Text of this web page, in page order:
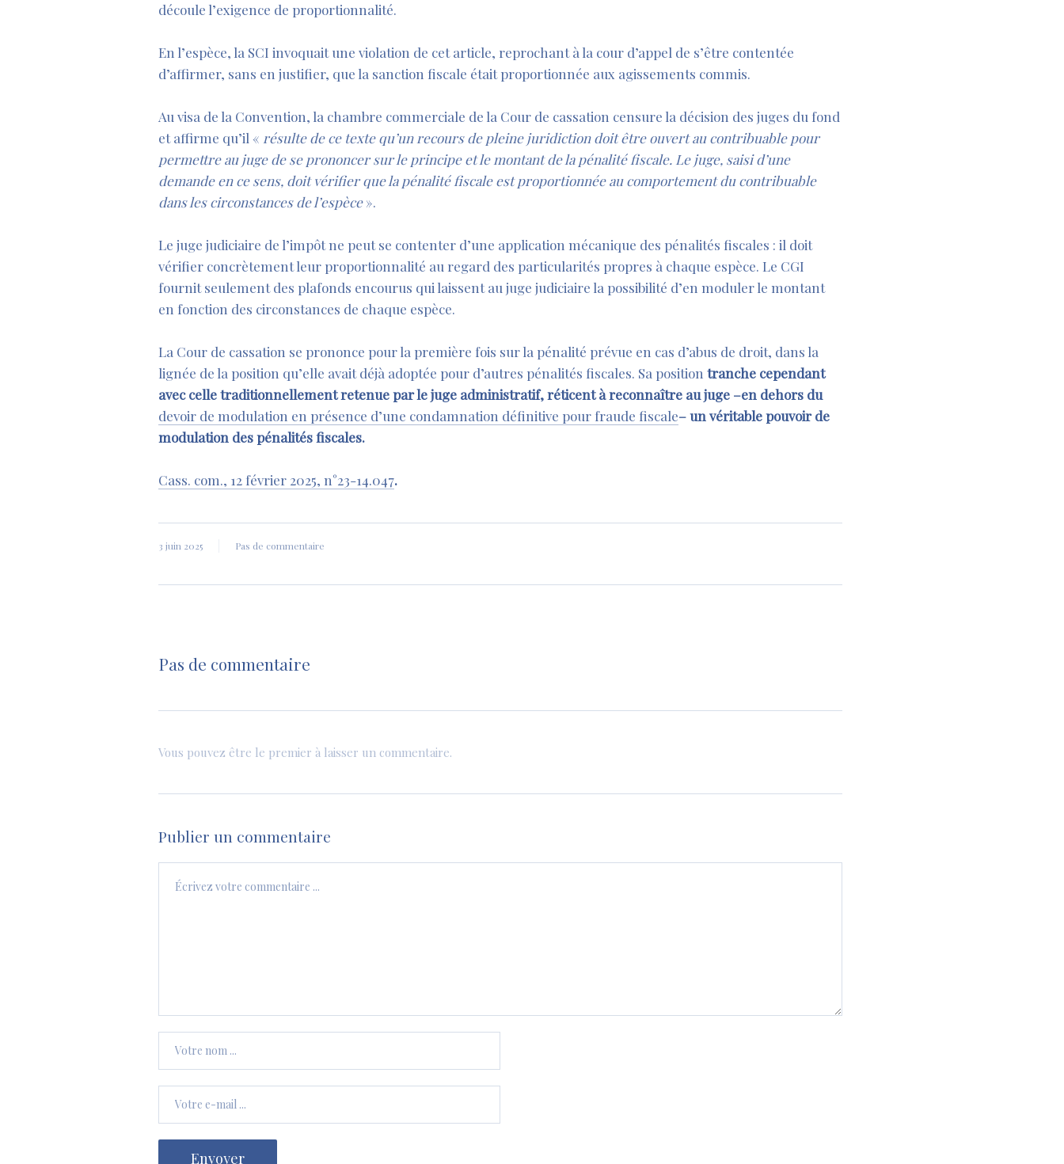
découle l’exigence de proportionnalité.
En l’espèce, la SCI invoquait une violation de cet article, reprochant à la cour d’appel de s’être contentée
d’affirmer, sans en justifier, que la sanction fiscale était proportionnée aux agissements commis.
Au visa de la Convention, la chambre commerciale de la Cour de cassation censure la décision des juges du fond
et affirme qu’il « résulte de ce texte qu’un recours de pleine juridiction doit être ouvert au contribuable pour
permettre au juge de se prononcer sur le principe et le montant de la pénalité fiscale. Le juge, saisi d’une
demande en ce sens, doit vérifier que la pénalité fiscale est proportionnée au comportement du contribuable
dans les circonstances de l’espèce».
Le juge judiciaire de l’impôt ne peut se contenter d’une application mécanique des pénalités fiscales : il doit
vérifier concrètement leur proportionnalité au regard des particularités propres à chaque espèce. Le CGI
fournit seulement des plafonds encourus qui laissent au juge judiciaire la possibilité d’en moduler le montant
en fonction des circonstances de chaque espèce.
La Cour de cassation se prononce pour la première fois sur la pénalité prévue en cas d’abus de droit, dans la
lignée de la position qu’elle avait déjà adoptée pour d’autres pénalités fiscales. Sa position tranche cependant
avec celle traditionnellement retenue par le juge administratif, réticent à reconnaître au juge –en dehors du
devoir de modulation en présence d’une condamnation définitive pour fraude fiscale– un véritable pouvoir de
modulation des pénalités fiscales.
Cass. com., 12 février 2025, n°23-14.047.
3 juin 2025 Pas de commentaire
Pas de commentaire
Vous pouvez être le premier à laisser un commentaire.
Publier un commentaire